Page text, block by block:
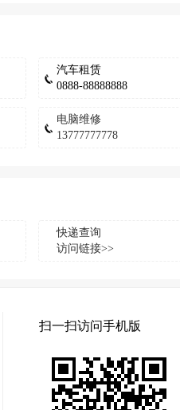
汽车租赁
0888-88888888
电脑维修
13777777778
快递查询
访问链接>>
扫一扫访问手机版